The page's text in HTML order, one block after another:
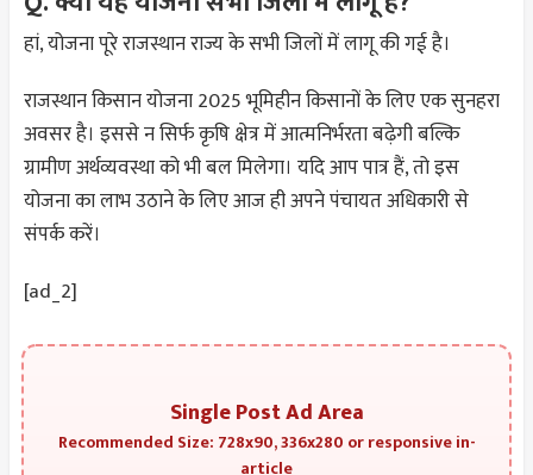
हां, योजना पूरे राजस्थान राज्य के सभी जिलों में लागू की गई है।
राजस्थान किसान योजना 2025 भूमिहीन किसानों के लिए एक सुनहरा
अवसर है। इससे न सिर्फ कृषि क्षेत्र में आत्मनिर्भरता बढ़ेगी बल्कि
ग्रामीण अर्थव्यवस्था को भी बल मिलेगा। यदि आप पात्र हैं, तो इस
योजना का लाभ उठाने के लिए आज ही अपने पंचायत अधिकारी से
संपर्क करें।
[ad_2]
Single Post Ad Area
Recommended Size: 728x90, 336x280 or responsive in-
article